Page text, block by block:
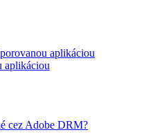
aplikáciou
aplikáciou
cez Adobe DRM?